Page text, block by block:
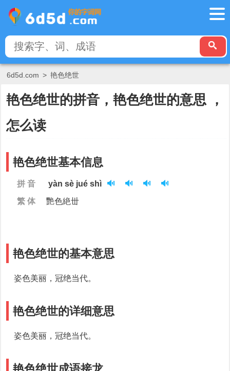
6d5d.com > 艳色绝世
艳色绝世的拼音，艳色绝世的意思 ，
怎么读
艳色绝世基本信息
拼 音
yàn sè jué shì
繁 体
艷色絶丗
艳色绝世的基本意思
姿色美丽，冠绝当代。
艳色绝世的详细意思
姿色美丽，冠绝当代。